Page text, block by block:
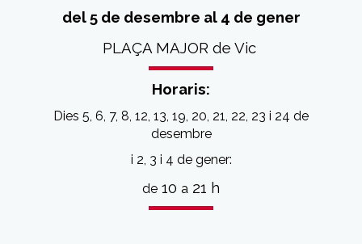
del 5 de desembre al 4 de gener
PLAÇA MAJOR de Vic
Horaris:
Dies 5, 6, 7, 8, 12, 13, 19, 20, 21, 22, 23 i 24 de
desembre
i 2, 3 i 4 de gener:
de 10 a 21 h